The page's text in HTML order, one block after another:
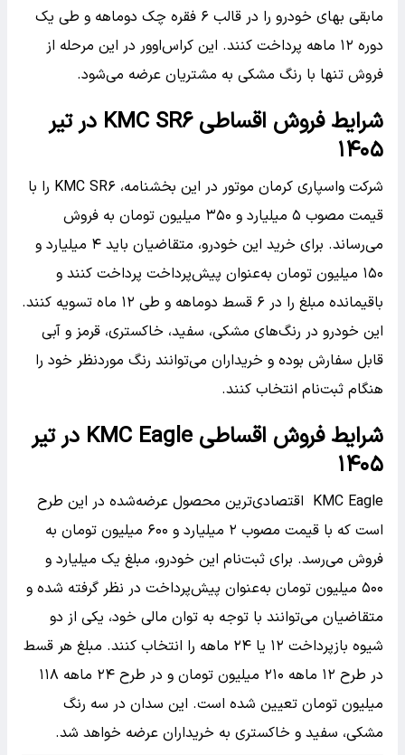
مابقی بهای خودرو را در قالب ۶ فقره چک دوماهه و طی یک
دوره ۱۲ ماهه پرداخت کنند. این کراس‌اوور در این مرحله از
فروش تنها با رنگ مشکی به مشتریان عرضه می‌شود.
شرایط فروش اقساطی KMC SR۶ در تیر
۱۴۰۵
شرکت واسپاری کرمان موتور در این بخشنامه، KMC SR۶ را با
قیمت مصوب ۵ میلیارد و ۳۵۰ میلیون تومان به فروش
می‌رساند. برای خرید این خودرو، متقاضیان باید ۴ میلیارد و
۱۵۰ میلیون تومان به‌عنوان پیش‌پرداخت پرداخت کنند و
باقیمانده مبلغ را در ۶ قسط دوماهه و طی ۱۲ ماه تسویه کنند.
این خودرو در رنگ‌های مشکی، سفید، خاکستری، قرمز و آبی
قابل سفارش بوده و خریداران می‌توانند رنگ موردنظر خود را
هنگام ثبت‌نام انتخاب کنند.
شرایط فروش اقساطی KMC Eagle در تیر
۱۴۰۵
KMC Eagle اقتصادی‌ترین محصول عرضه‌شده در این طرح
است که با قیمت مصوب ۲ میلیارد و ۶۰۰ میلیون تومان به
فروش می‌رسد. برای ثبت‌نام این خودرو، مبلغ یک میلیارد و
۵۰۰ میلیون تومان به‌عنوان پیش‌پرداخت در نظر گرفته شده و
متقاضیان می‌توانند با توجه به توان مالی خود، یکی از دو
شیوه بازپرداخت ۱۲ یا ۲۴ ماهه را انتخاب کنند. مبلغ هر قسط
در طرح ۱۲ ماهه ۲۱۰ میلیون تومان و در طرح ۲۴ ماهه ۱۱۸
میلیون تومان تعیین شده است. این سدان در سه رنگ
مشکی، سفید و خاکستری به خریداران عرضه خواهد شد.